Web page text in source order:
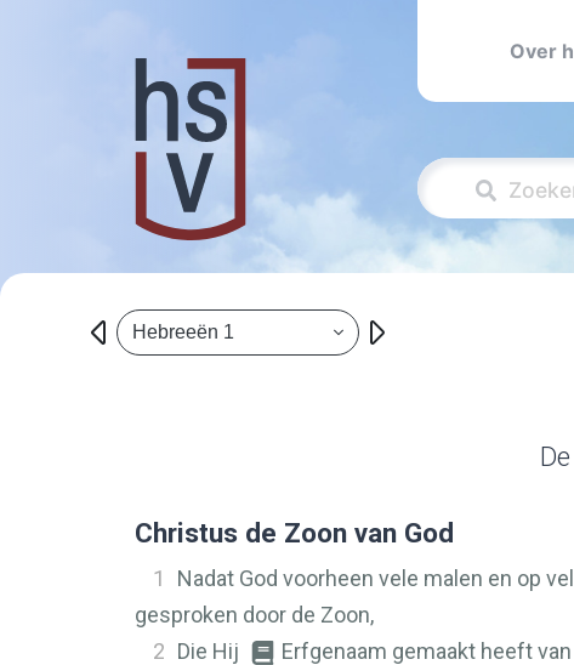
Over
Hebreeën 1
Christus de Zoon van God
1
Nadat God voorheen vele malen en op
gesproken door de Zoon,
2 Die Hij Erfgenaam gemaakt heeft